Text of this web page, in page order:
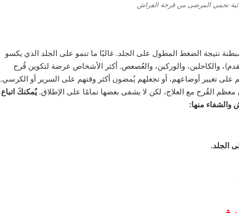
تحمي المرضى من قرحة الفراش
نتيجة الضغط المطول على الجلد. غالبًا ما تنمو على الجلد الذي يكسو
والكاحلين، والوركين، والعُصعص. أكثر الأشخاص عرضة لتكوين قُرح
تغيير أوضاعهم، أو تجعلهم يُمضون أكثر وقتهم على السرير أو الكرسي.
القُرح مع العلاج، لكن لا يشفى بعضها تمامًا على الإطلاق.يُمكنكَ اتباع
والشفاء منها:
الجلد.